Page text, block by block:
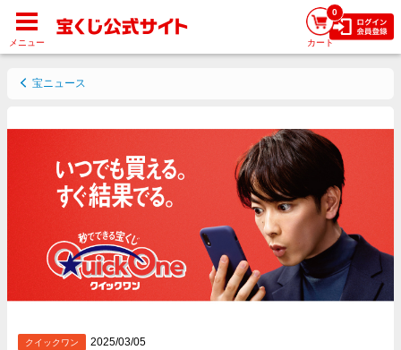
宝ニュース
クイックワン 2025/03/05
メニュー
0
カート